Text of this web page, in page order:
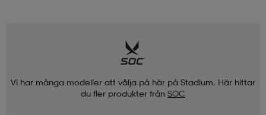
Vi har många modeller att välja på här på Stadium. Här hittar
du fler produkter från SOC